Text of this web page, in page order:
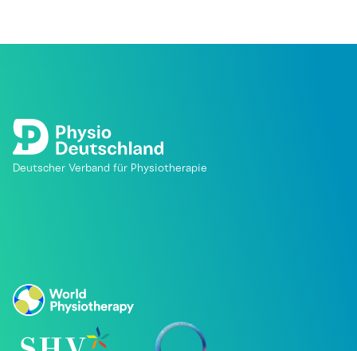
Deutscher Verband für Physiotherapie